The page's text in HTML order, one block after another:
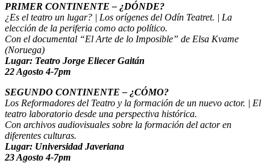
PRIMER CONTINENTE – ¿DÓNDE?
¿Es el teatro un lugar? | Los orígenes del Odín Teatret. | La
elección de la periferia como acto político.
Con el documental “El Arte de lo Imposible” de Elsa Kvame
(Noruega)
Lugar: Teatro Jorge Eliecer Gaitán
22 Agosto 4-7pm
SEGUNDO CONTINENTE – ¿CÓMO?
Los Reformadores del Teatro y la formación de un nuevo actor. | El
teatro laboratorio desde una perspectiva histórica.
Con archivos audiovisuales sobre la formación del actor en
diferentes culturas.
Lugar: Universidad Javeriana
23 Agosto 4-7pm